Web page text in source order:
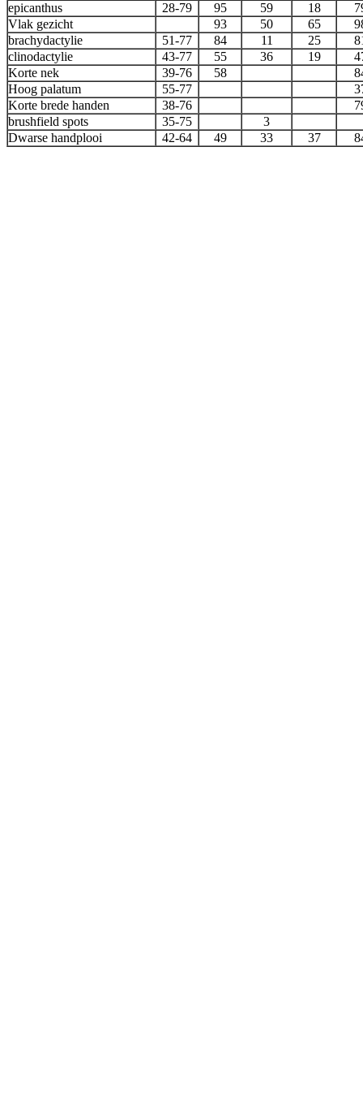
epicanthus
28-79 95 59 18
Vlak gezicht
93 50 65
brachydactylie
51-77 84 11 25
clinodactylie
43-77 55 36 19
Korte nek
39-76 58
Hoog palatum
55-77
Korte brede handen
38-76
brushfield spots
35-75
3
Dwarse handplooi
42-64 49 33 37